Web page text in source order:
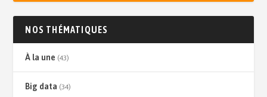
NOS THÉMATIQUES
À la une (43)
Big data (34)